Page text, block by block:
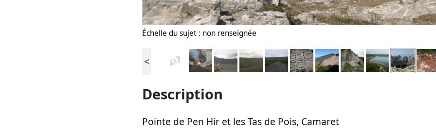
Échelle du sujet : non renseignée
<
Description
Pointe de Pen Hir et les Tas de Pois, Camaret